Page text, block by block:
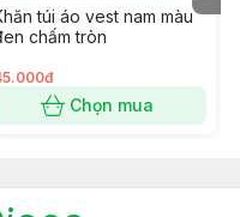
túi áo vest nam màu
chấm tròn
Chọn mua